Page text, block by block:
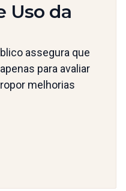
Uso da
assegura que
para avaliar
melhorias